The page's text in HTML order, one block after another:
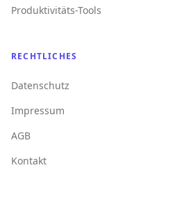
Produktivitäts-Tools
RECHTLICHES
Datenschutz
Impressum
AGB
Kontakt